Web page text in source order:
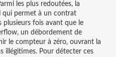
les plus redoutées, la
qui permet à un contrat
plusieurs fois avant que le
, un débordement de
le compteur à zéro, ouvrant la
illégitimes. Pour détecter ces